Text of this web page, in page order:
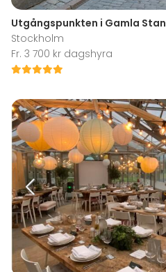
Utgångspunkten i Gamla Stan
Stockholm
Fr. 3 700 kr dagshyra